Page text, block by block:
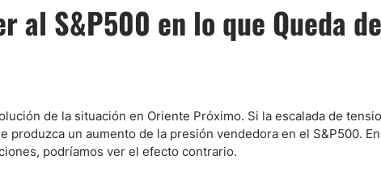
al S&P500 en lo que Queda de
de la situación en Oriente Próximo. Si la escalada de
un aumento de la presión vendedora en el S&P500. En
podríamos ver el efecto contrario.